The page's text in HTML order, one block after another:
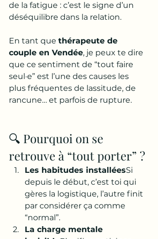
de la fatigue : c’est le signe d’un
déséquilibre dans la relation.
En tant que thérapeute de
couple en Vendée, je peux te dire
que ce sentiment de “tout faire
seul·e” est l’une des causes les
plus fréquentes de lassitude, de
rancune… et parfois de rupture.
🔍 Pourquoi on se
retrouve à “tout porter” ?
Les habitudes installéesSi
depuis le début, c’est toi qui
gères la logistique, l’autre finit
par considérer ça comme
“normal”.
La charge mentale